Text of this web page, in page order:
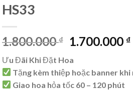
HS33
1.800.000₫
Giá
là:
1.800.000
1.700.000 ₫
Ưu Đãi Khi Đặt Hoa
Tặng kèm thiệp hoặc banner khi
Giao hoa hỏa tốc 60 – 120 phút